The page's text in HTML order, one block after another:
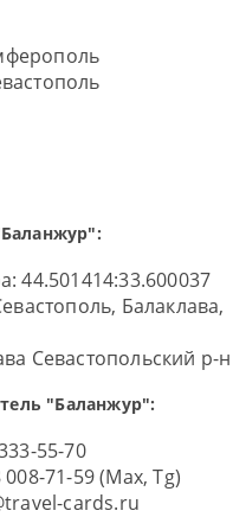
44.501414:33.600037
Балаклава,
Севастопольский р-н
"Баланжур":
55-70
008-71-59 (Max, Tg)
cards.ru